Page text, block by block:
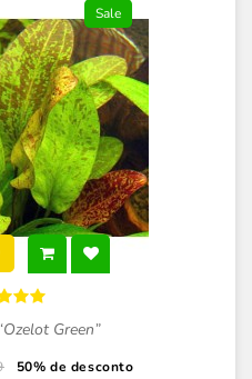
Sale
Green”
50% de desconto